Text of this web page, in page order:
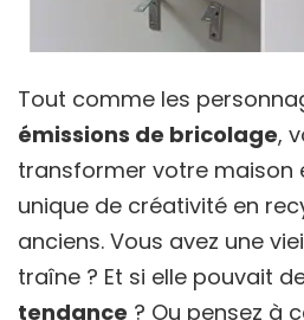
Tout comme les
émissions de bricolage,
transformer votre maison
unique de créativité en
anciens. Vous avez une
traîne ? Et si elle pouvait
tendance ? Ou pensez à